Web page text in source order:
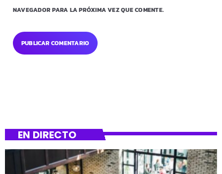
NAVEGADOR PARA LA PRÓXIMA VEZ QUE COMENTE.
EN DIRECTO